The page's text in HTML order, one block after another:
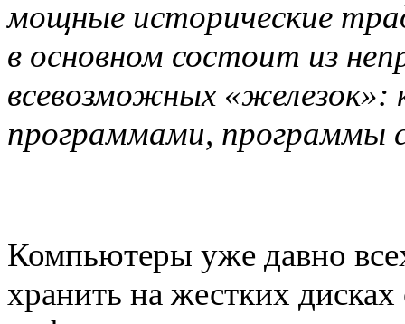
мощные исторические
в основном состоит из
всевозможных «железок»:
программами, программы
Компьютеры уже давно
хранить на жестких